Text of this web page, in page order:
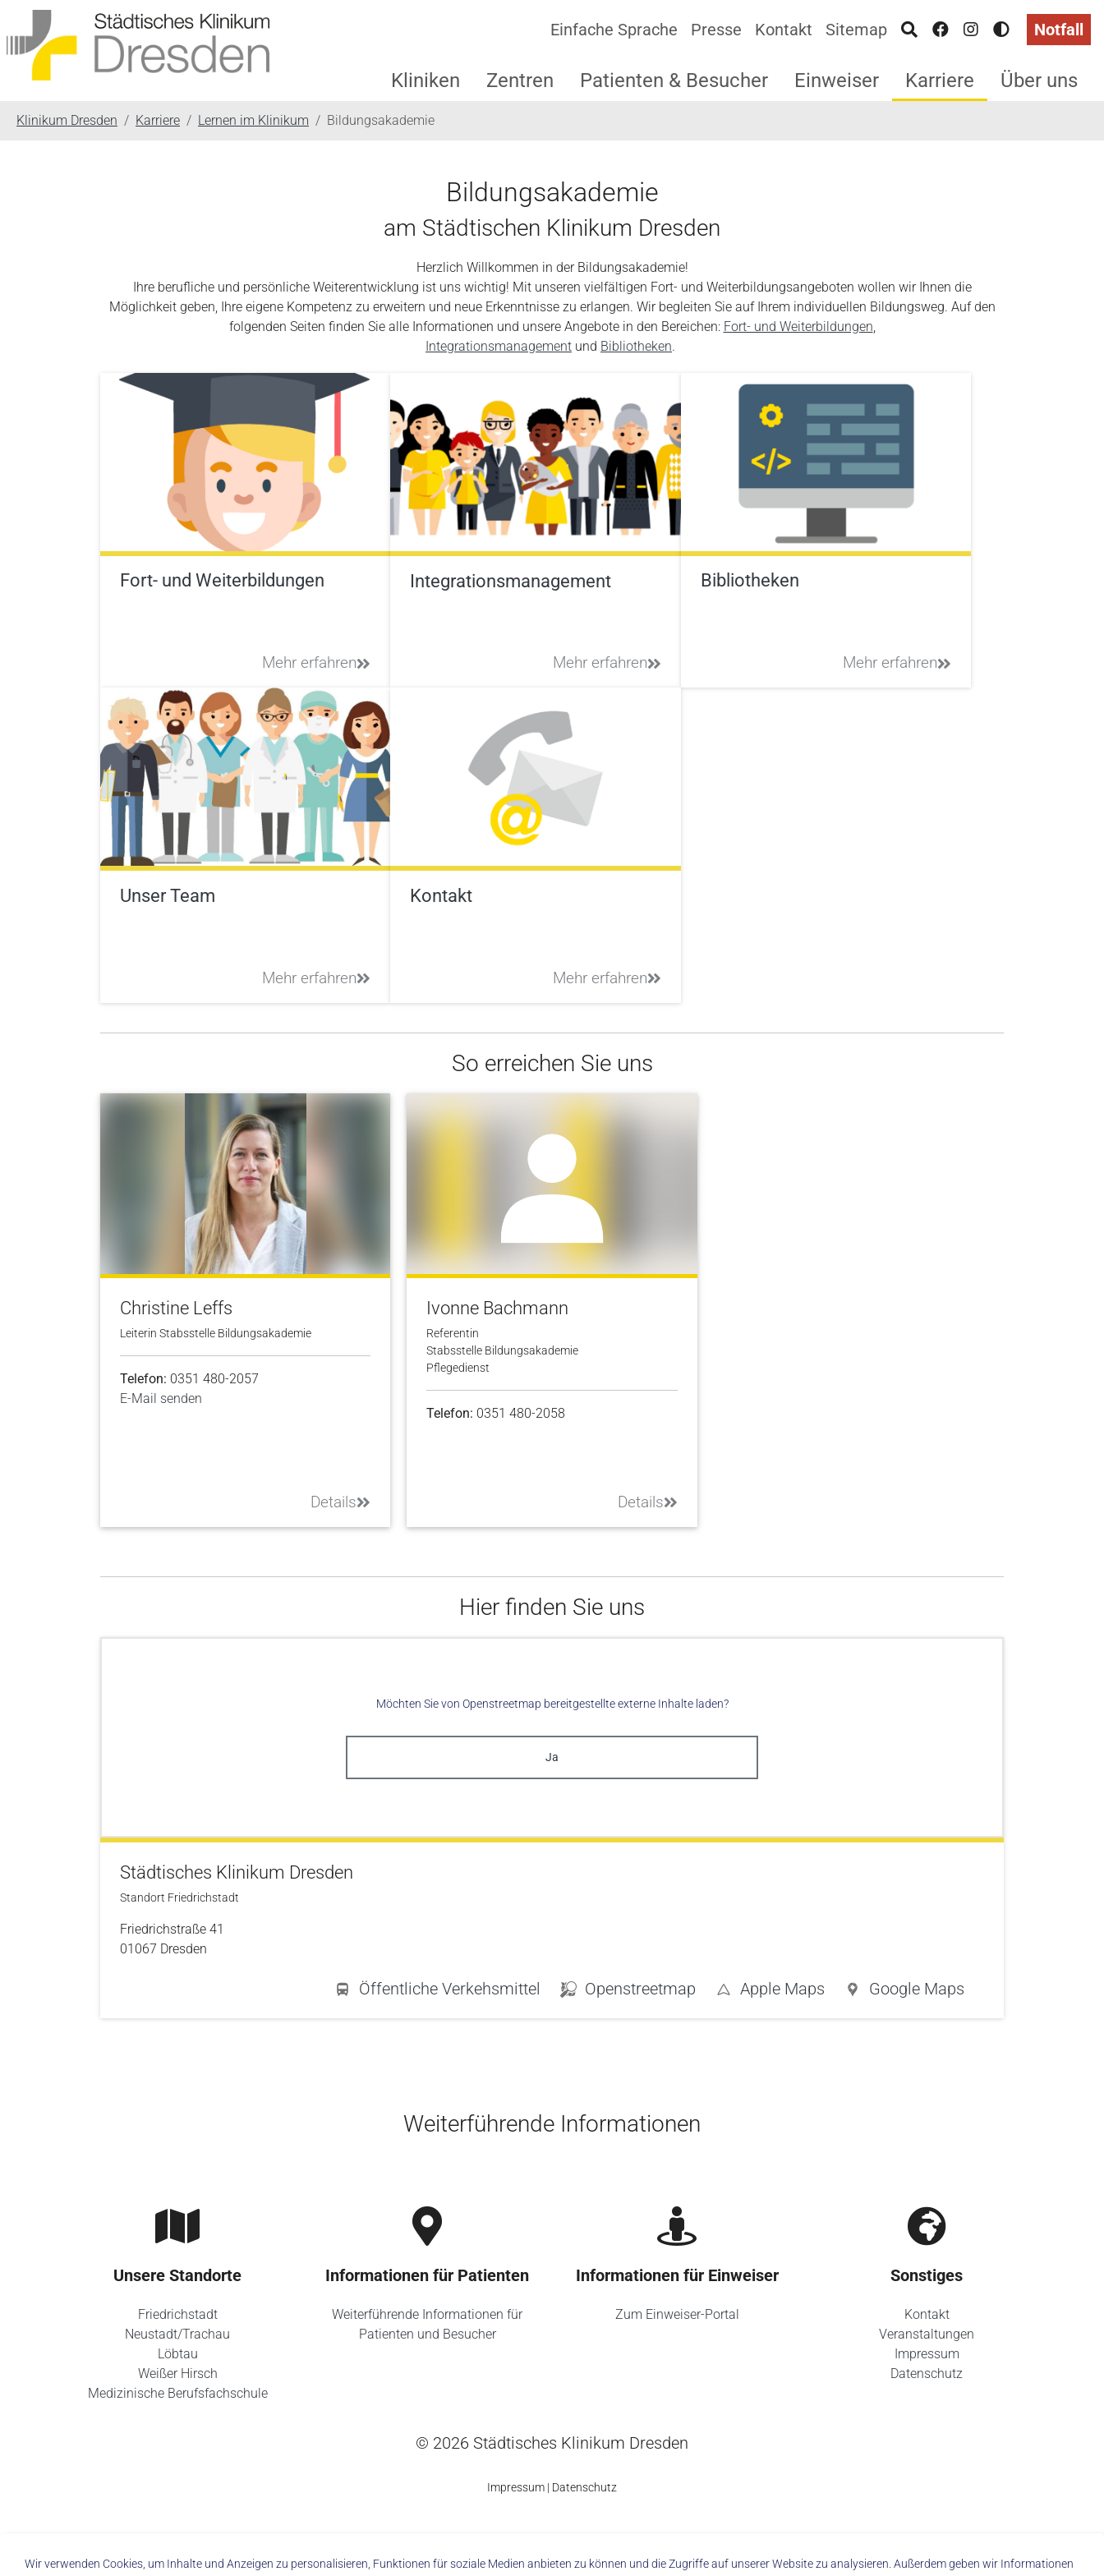
Einfache Sprache Presse Kontakt Sitemap Notfall
Kliniken Zentren Patienten & Besucher Einweiser Karriere Über uns
Klinikum Dresden Karriere Lernen im Klinikum Bildungsakademie
Bildungsakademie
am Städtischen Klinikum Dresden
Herzlich Willkommen in der Bildungsakademie!
Ihre berufliche und persönliche Weiterentwicklung ist uns wichtig! Mit unseren vielfältigen Fort- und Weiterbildungsangeboten wollen wir Ihnen die
Möglichkeit geben, Ihre eigene Kompetenz zu erweitern und neue Erkenntnisse zu erlangen. Wir begleiten Sie auf Ihrem individuellen Bildungsweg. Auf den
folgenden Seiten finden Sie alle Informationen und unsere Angebote in den Bereichen: Fort- und Weiterbildungen
Integrationsmanagement und Bibliotheken.
Fort- und Weiterbildungen
Mehr erfahren
Integrationsmanagement
Mehr erfahren
Bibliotheken
Mehr erfahren
Unser Team
Mehr erfahren
Kontakt
Mehr erfahren
So erreichen Sie uns
Christine Leffs
Leiterin Stabsstelle Bildungsakademie
Telefon: 0351 480-2057
E-Mail senden
Details
Ivonne Bachmann
Referentin
Stabsstelle Bildungsakademie
Pflegedienst
Telefon: 0351 480-2058
Details
Hier finden Sie uns
Möchten Sie von Openstreetmap bereitgestellte externe Inhalte laden?
Ja
Städtisches Klinikum Dresden
Standort Friedrichstadt
Friedrichstraße 41
01067 Dresden
Google Maps
Apple Maps
Openstreetmap
Öffentliche Verkehsmittel
Weiterführende Informationen
Unsere Standorte
Friedrichstadt
Neustadt/Trachau
Löbtau
Weißer Hirsch
Medizinische Berufsfachschule
Informationen für Patienten
Weiterführende Informationen für
Patienten und Besucher
Informationen für Einweiser
Zum Einweiser-Portal
Sonstiges
Kontakt
Veranstaltungen
Impressum
Datenschutz
© 2026 Städtisches Klinikum Dresden
Impressum | Datenschutz
Wir verwenden Cookies, um Inhalte und Anzeigen zu personalisieren, Funktionen für soziale Medien anbieten zu können und die Zugriffe auf unserer Website zu analysieren. Außerdem geben wir Informationen